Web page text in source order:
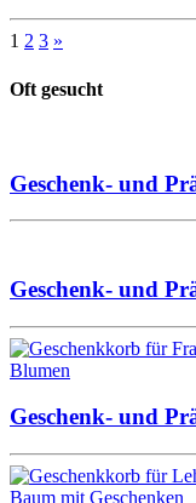
1 2 3 »
Oft gesucht
Geschenk- und
Geschenk- und
Geschenk- und